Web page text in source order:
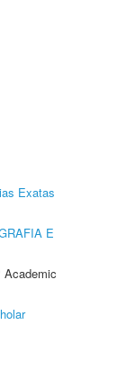
Exatas
E
Academic